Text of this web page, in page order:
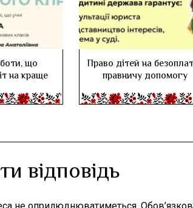
що
на краще
Право дітей на
правничу допомогу
відповідь